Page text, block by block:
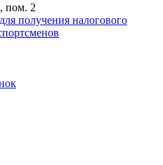
пом. 2
получения налогового